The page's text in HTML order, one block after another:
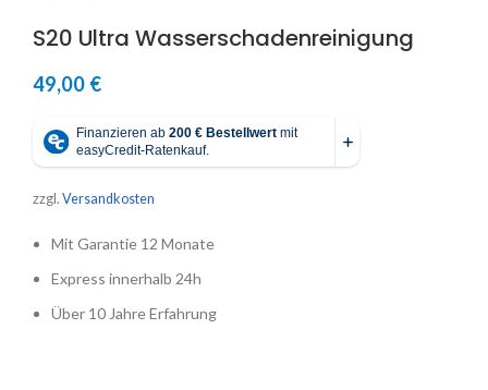
S20 Ultra Wasserschadenreinigung
49,00 €
zzgl. Versandkosten
Mit Garantie 12 Monate
Express innerhalb 24h
Über 10 Jahre Erfahrung